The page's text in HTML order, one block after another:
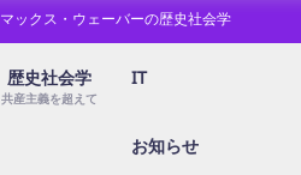
マックス・ウェーバーの歴史社会学
歴史社会学
共産主義を超えて
IT
お知らせ